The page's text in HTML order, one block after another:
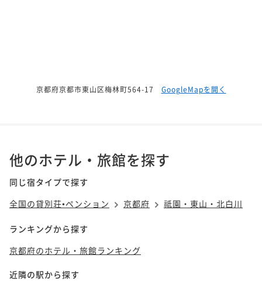
京都府京都市東山区梅林町564-17 GoogleMapを開く
他のホテル・旅館を探す
同じ宿タイプで探す
全国の貸別荘•ペンション
京都府 祗園・東山・北白川
ランキングから探す
京都府のホテル・旅館ランキング
近隣の駅から探す